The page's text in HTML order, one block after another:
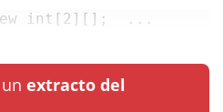
int [ 2 ][];  ...
extracto del